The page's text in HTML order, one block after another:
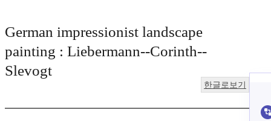
German impressionist landscape
painting : Liebermann--Corinth--
Slevogt
한글로보기